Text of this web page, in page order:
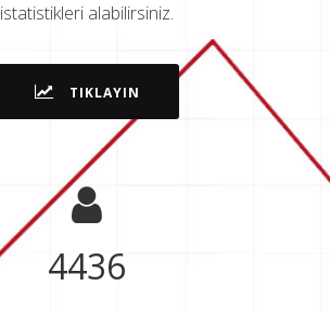
istatistikleri alabilirsiniz.
TIKLAYIN
4436